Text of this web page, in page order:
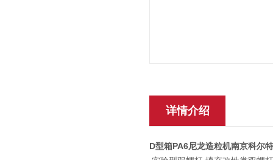
详情介绍
D型箱PA6尼龙造粒机南京科尔特